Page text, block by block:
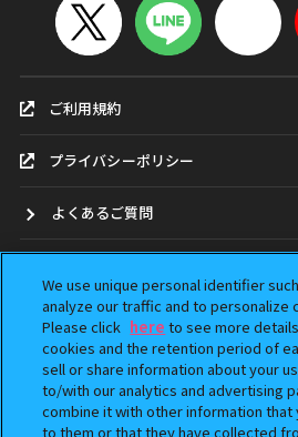
ご利用規約
プライバシーポリシー
よくあるご質問
ガシャポンどこ？
アンケート
ウェブアクセシビリティ方針
We use unique personal identifier
analyze our traffic and to personalize
Please click here to see more
cookies and the retention period of
sell or share information about your
to/with our analytics and advertising
combine it with other information that
to them or that they have collected